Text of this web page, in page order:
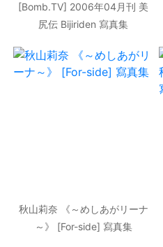
[Bomb.TV] 2006年04月刊 美
尻伝 Bijiriden 寫真集
秋山莉奈 《～めしあがリーナ
～》 [For-side] 寫真集